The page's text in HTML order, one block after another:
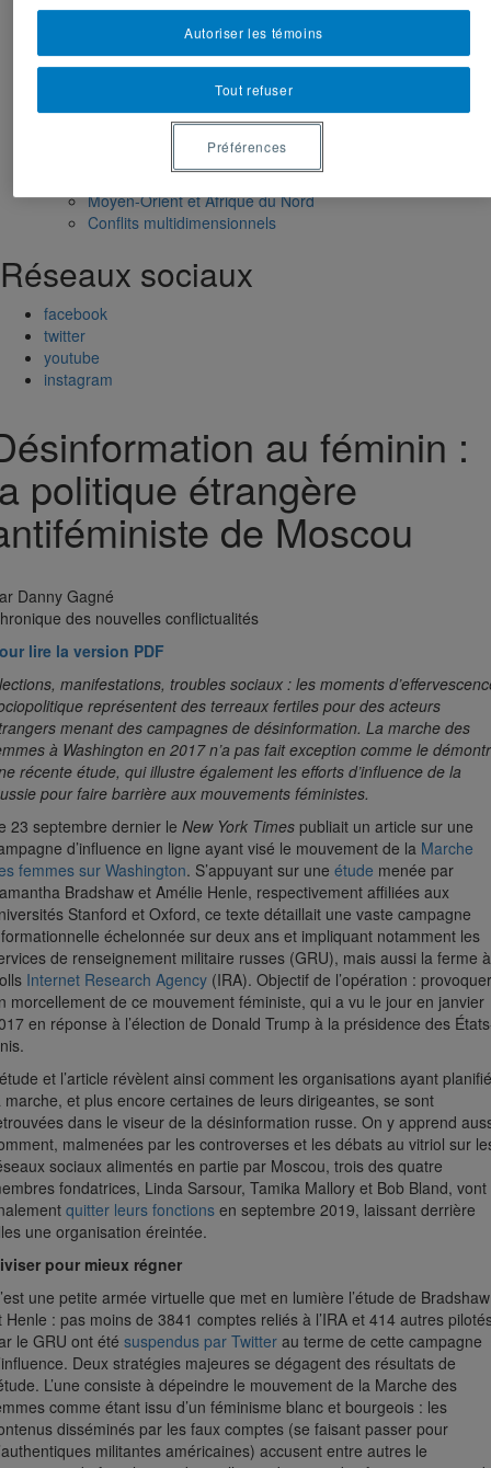
Évènements à venir
Compte rendu d’évènements
Tous les articles dans les médias
Géopolitique
Moyen-Orient et Afrique du Nord
Conflits multidimensionnels
Réseaux sociaux
facebook
twitter
youtube
instagram
au féminin :
politique étrangère
de Moscou
Danny Gagné
des nouvelles conflictualités
lire la version PDF
manifestations, troubles sociaux : les moments
représentent des terreaux fertiles pour des acteurs
menant des campagnes de désinformation. La marche des
à Washington en 2017 n’a pas fait exception comme le
récente étude, qui illustre également les efforts d’influence de la
pour faire barrière aux mouvements féministes.
23 septembre dernier le New York Times publiait un article sur une
d’influence en ligne ayant visé le mouvement de la Marche
femmes sur Washington. S’appuyant sur une étude menée par
Bradshaw et Amélie Henle, respectivement affiliées aux
Stanford et Oxford, ce texte détaillait une vaste campagne
échelonnée sur deux ans et impliquant notamment les
de renseignement militaire russes (GRU), mais aussi la ferme à
Internet Research Agency (IRA). Objectif de l’opération : provoquer
morcellement de ce mouvement féministe, qui a vu le jour en janvier
en réponse à l’élection de Donald Trump à la présidence des
et l’article révèlent ainsi comment les organisations ayant planifié
marche, et plus encore certaines de leurs dirigeantes, se sont
dans le viseur de la désinformation russe. On y apprend
malmenées par les controverses et les débats au vitriol sur
sociaux alimentés en partie par Moscou, trois des quatre
fondatrices, Linda Sarsour, Tamika Mallory et Bob Bland, vont
quitter leurs fonctions en septembre 2019, laissant derrière
une organisation éreintée.
pour mieux régner
une petite armée virtuelle que met en lumière l’étude de Bradshaw
Henle : pas moins de 3841 comptes reliés à l’IRA et 414 autres
le GRU ont été suspendus par Twitter au terme de cette campagne
Deux stratégies majeures se dégagent des résultats de
L’une consiste à dépeindre le mouvement de la Marche des
comme étant issu d’un féminisme blanc et bourgeois : les
disséminés par les faux comptes (se faisant passer pour
militantes américaines) accusent entre autres le
Tout refuser
Autoriser les témoins
Préférences